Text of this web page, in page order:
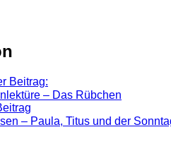
Beitrag:
– Das Rübchen
– Paula, Titus und der